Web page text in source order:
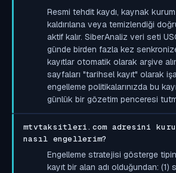
Resmi tehdit kaydı, kaynak
kaldırılana veya temizlendiği
aktif kalır. SiberAnaliz veri seti
günde birden fazla kez
kayıtlar otomatik olarak arşive
sayfaları "tarihsel kayıt" olarak
engelleme politikalarınızda bu
günlük bir gözetim penceresi
mtvtaksitleri.com adresini
nasıl engellerim?
Engelleme stratejisi gösterge
kayıt bir alan adı olduğundan: (1)